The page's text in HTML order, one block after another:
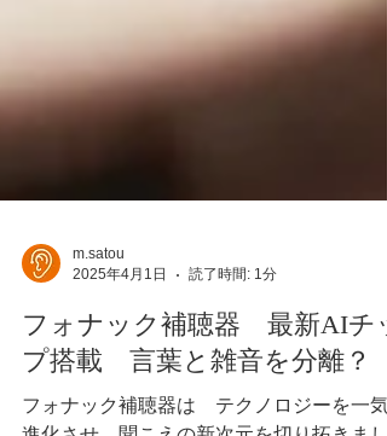
2025年4月1日
読了時間: 1分
フォナック補聴器 最新AIチ
プ搭載 言葉と雑音を分離？